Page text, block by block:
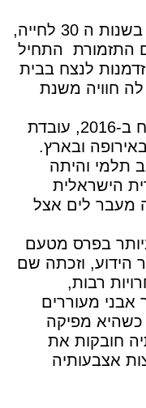
ילדת כפר סבא, צעירה ונמרצת בשנות ה 30 לחייה,
התזמורת
התחיל
לנצח בבית
לה חוויה משנת
מאז הופעת הבכורה שלה בניצוח ב-2016, עובדת
ובארץ.
תלמי והיתה
הישראלית
מעבר לים אצל
בפרס מטעם
הידוע, וזכתה שם
רבות,
אבני מעוררים
מפיקה
חובקות את
אצבעותיה